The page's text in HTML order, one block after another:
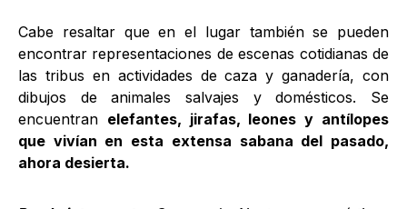
Cabe resaltar que en el lugar también se pueden
encontrar representaciones de escenas cotidianas de
las tribus en actividades de caza y ganadería, con
dibujos de animales salvajes y domésticos. Se
encuentran elefantes, jirafas, leones y antílopes
que vivían en esta extensa sabana del pasado,
ahora desierta.